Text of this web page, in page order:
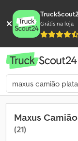
Grátis na loja
Maxus
(21)